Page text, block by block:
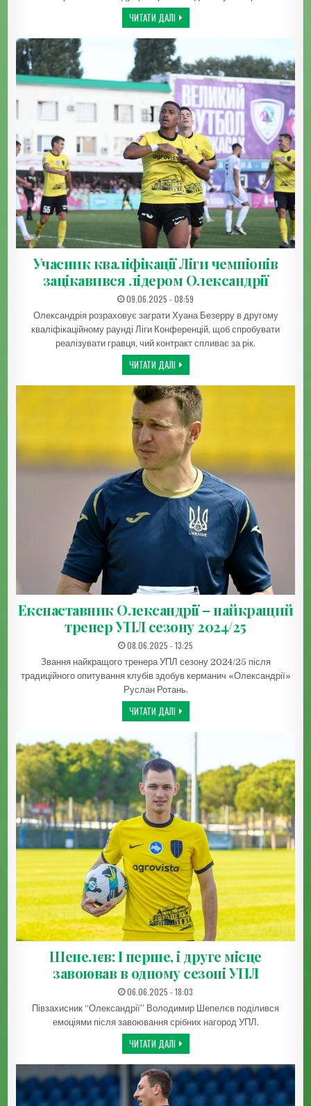
ЧИТАТИ ДАЛІОЛЕКСАНДРІЯ ВИЗНАЧИЛАСЯ З
Учасник кваліфікації Ліги чемпіонів
зацікавився лідером Олександрії
ДАТА ЗАПИСИ:
09.06.2025 - 08:59
Олександрія розраховує заграти Хуана Безерру в другому
кваліфікаційному раунді Ліги Конференцій, щоб спробувати
реалізувати гравця, чий контракт спливає за рік.
ЧИТАТИ ДАЛІУЧАСНИК КВАЛІФІКАЦІЇ ЛІГИ
Екснаставник Олександрії – найкращий
тренер УПЛ сезону 2024/25
ДАТА ЗАПИСИ:
08.06.2025 - 13:25
Звання найкращого тренера УПЛ сезону 2024/25 після
традиційного опитування клубів здобув керманич «Олександрії»
Руслан Ротань.
ЧИТАТИ ДАЛІЕКСНАСТАВНИК ОЛЕКСАНДРІЇ –
Шепелєв: І перше, і друге місце
завоював в одному сезоні УПЛ
ДАТА ЗАПИСИ:
06.06.2025 - 18:03
Півзахисник “Олександрії” Володимир Шепелєв поділився
емоціями після завоювання срібних нагород УПЛ.
ЧИТАТИ ДАЛІШЕПЕЛЄВ: І ПЕРШЕ, І ДРУГЕ МІСЦЕ